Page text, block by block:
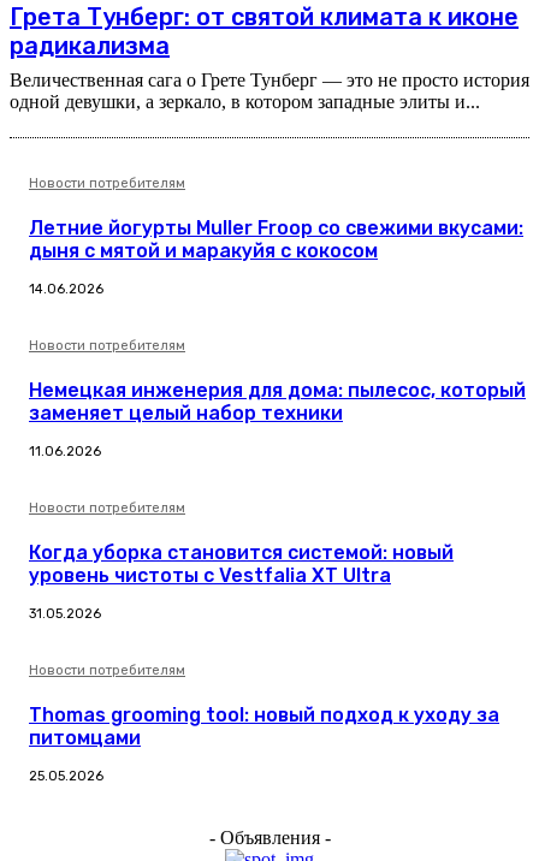
Грета Тунберг: от святой климата к иконе
радикализма
Величественная сага о Грете Тунберг — это не просто история
одной девушки, а зеркало, в котором западные элиты и...
Новости потребителям
Летние йогурты Muller Froop со свежими вкусами:
дыня с мятой и маракуйя с кокосом
14.06.2026
Новости потребителям
Немецкая инженерия для дома: пылесос, который
заменяет целый набор техники
11.06.2026
Новости потребителям
Когда уборка становится системой: новый
уровень чистоты с Vestfalia XT Ultra
31.05.2026
Новости потребителям
Thomas grooming tool: новый подход к уходу за
питомцами
25.05.2026
- Объявления -